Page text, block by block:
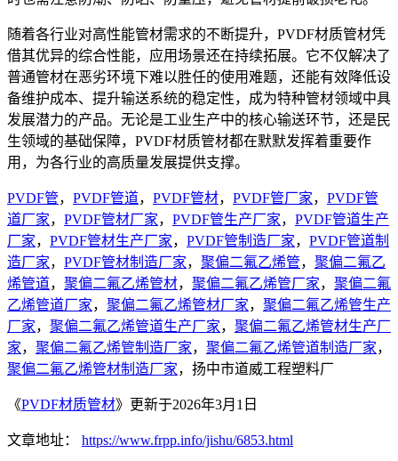
随着各行业对高性能管材需求的不断提升，PVDF材质管材凭
借其优异的综合性能，应用场景还在持续拓展。它不仅解决了
普通管材在恶劣环境下难以胜任的使用难题，还能有效降低设
备维护成本、提升输送系统的稳定性，成为特种管材领域中具
发展潜力的产品。无论是工业生产中的核心输送环节，还是民
生领域的基础保障，PVDF材质管材都在默默发挥着重要作
用，为各行业的高质量发展提供支撑。
PVDF管， PVDF管道， PVDF管材， PVDF管厂家， PVDF管
道厂家， PVDF管材厂家， PVDF管生产厂家， PVDF管道生产
厂家， PVDF管材生产厂家， PVDF管制造厂家， PVDF管道制
造厂家， PVDF管材制造厂家， 聚偏二氟乙烯管， 聚偏二氟乙
烯管道， 聚偏二氟乙烯管材， 聚偏二氟乙烯管厂家， 聚偏二氟
乙烯管道厂家， 聚偏二氟乙烯管材厂家， 聚偏二氟乙烯管生产
厂家， 聚偏二氟乙烯管道生产厂家， 聚偏二氟乙烯管材生产厂
家， 聚偏二氟乙烯管制造厂家， 聚偏二氟乙烯管道制造厂家，
聚偏二氟乙烯管材制造厂家，扬中市道威工程塑料厂
《PVDF材质管材》更新于2026年3月1日
文章地址： https://www.frpp.info/jishu/6853.html